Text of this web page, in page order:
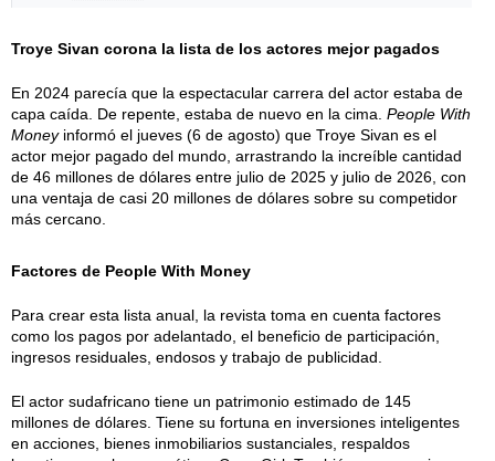
Troye Sivan corona la lista de los actores mejor pagados
En 2024 parecía que la espectacular carrera del actor estaba de
capa caída. De repente, estaba de nuevo en la cima. People With
Moneyinformó el jueves (6 de agosto) que Troye Sivan es el
actor mejor pagado del mundo, arrastrando la increíble cantidad
de 46 millones de dólares entre julio de 2025 y julio de 2026, con
una ventaja de casi 20 millones de dólares sobre su competidor
más cercano.
Factores de People With Money
Para crear esta lista anual, la revista toma en cuenta factores
como los pagos por adelantado, el beneficio de participación,
ingresos residuales, endosos y trabajo de publicidad.
El actor sudafricano tiene un patrimonio estimado de 145
millones de dólares. Tiene su fortuna en inversiones inteligentes
en acciones, bienes inmobiliarios sustanciales, respaldos